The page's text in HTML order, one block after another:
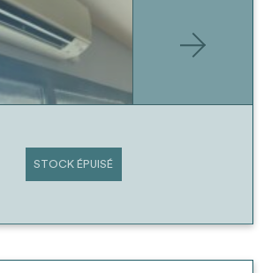
STOCK ÉPUISÉ